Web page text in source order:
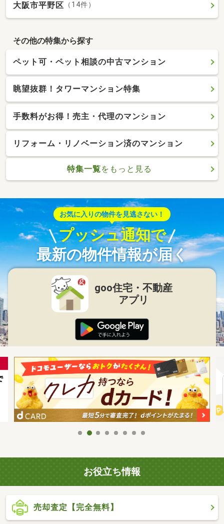
大阪市平野区 （14件）
その他の特集から探す
ペット可・ペット相談の中古マンション
眺望抜群！タワーマンション特集
手数料がお得！売主・代理のマンション
リフォーム・リノベーション済のマンション
特集一覧をもっと見る
お気に入りの物件を見逃さない！
プッシュ通知で
最新の物件情報が届く
goo住宅・不動産
アプリ
お役立ち情報
売却査定【完全無料】